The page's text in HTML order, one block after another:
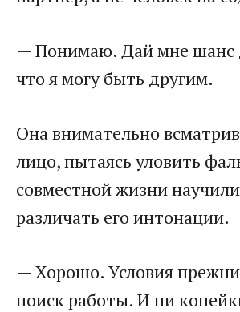
— Понимаю. Дай мне шанс
что я могу быть другим.
Она внимательно
лицо, пытаясь уловить
совместной жизни
различать его интонации.
— Хорошо. Условия
поиск работы. И ни